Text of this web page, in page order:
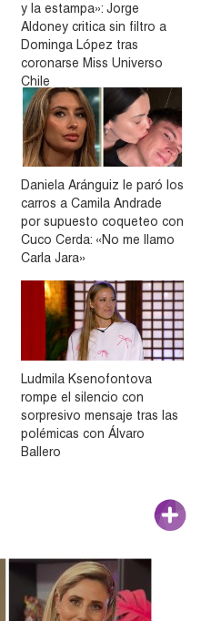
y la estampa»: Jorge
Aldoney critica sin filtro a
Dominga López tras
coronarse Miss Universo
Chile
Daniela Aránguiz le paró los
carros a Camila Andrade
por supuesto coqueteo con
Cuco Cerda: «No me llamo
Carla Jara»
Ludmila Ksenofontova
rompe el silencio con
sorpresivo mensaje tras las
polémicas con Álvaro
Ballero